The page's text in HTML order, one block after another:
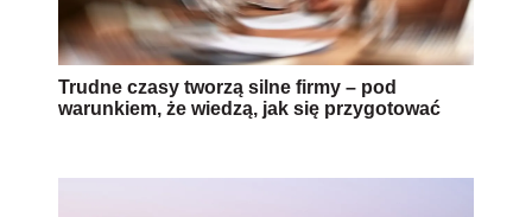
Trudne czasy tworzą silne firmy – pod
warunkiem, że wiedzą, jak się przygotować